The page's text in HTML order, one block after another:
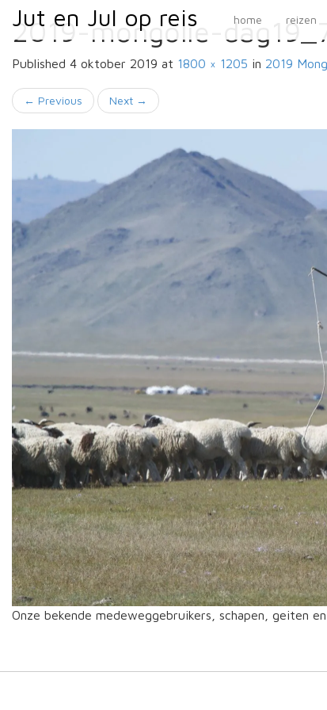
Jut en Jul op reis
Primary
Menu
content
Jut en Jul op
home reizen
2019-mongolie-
Published 4 oktober 2019 at 1800 × 1205 in 2019
← Previous Next →
Onze bekende medeweggebruikers, schapen, geiten en